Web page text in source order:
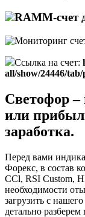
RAMM-счет
Ссылка на счет:
all/show/24446/
Светофор –
или
заработка.
Перед вами
Форекс, в состав
ССl, RSI Custоm,
необходимости
загрузить с
детально